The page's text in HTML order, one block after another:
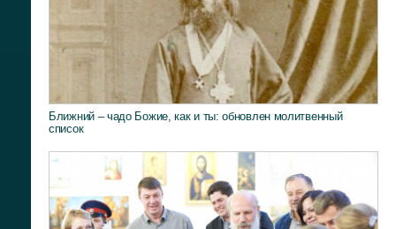
Ближний – чадо Божие, как и ты: обновлен молитвенный
список